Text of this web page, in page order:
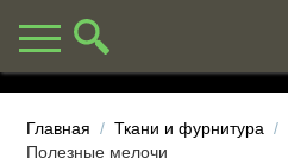
Главная / Ткани и фурнитура /
Полезные мелочи